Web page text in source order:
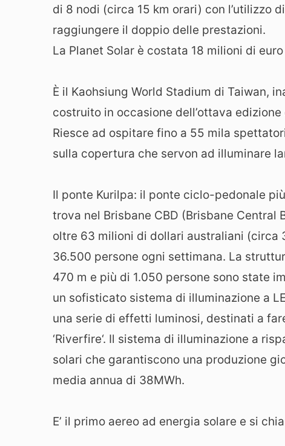
di 8 nodi (circa 15 km orari) con l’utilizzo
raggiungere il doppio delle prestazioni.
La Planet Solar è costata 18 milioni di
È il Kaohsiung World Stadium di Taiwan,
costruito in occasione dell’ottava edizione
Riesce ad ospitare fino a 55 mila
sulla copertura che servon ad illuminare
Il ponte Kurilpa: il ponte ciclo-pedonale
trova nel Brisbane CBD (Brisbane
oltre 63 milioni di dollari australiani (circa
36.500 persone ogni settimana. La
470 m e più di 1.050 persone sono state
un sofisticato sistema di illuminazione a
una serie di effetti luminosi, destinati a
‘Riverfire‘. Il sistema di illuminazione a
solari che garantiscono una produzione
media annua di 38MWh.
E’ il primo aereo ad energia solare e si